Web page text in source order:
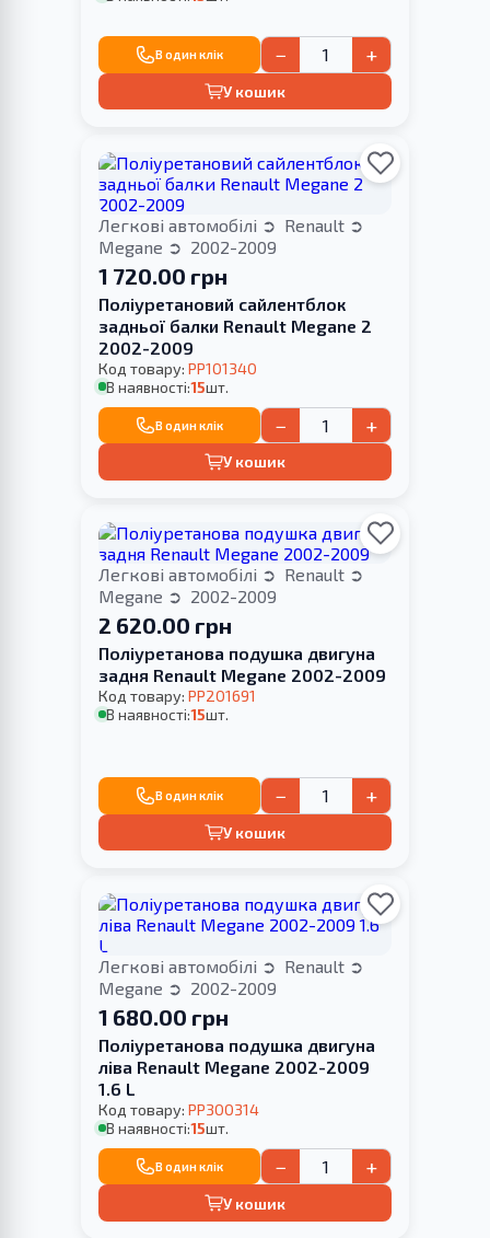
В один клік − +
У кошик
Легкові автомобілі
Renault
Megane
2002-2009
1 720.00 грн
Поліуретановий сайлентблок
задньої балки Renault Megane 2
2002-2009
Код товару: PP101340
В наявності:15шт.
В один клік − +
У кошик
Легкові автомобілі
Renault
Megane
2002-2009
2 620.00 грн
Поліуретанова подушка двигуна
задня Renault Megane 2002-2009
Код товару: PP201691
В наявності:15шт.
В один клік − +
У кошик
Легкові автомобілі
Renault
Megane
2002-2009
1 680.00 грн
Поліуретанова подушка двигуна
ліва Renault Megane 2002-2009
1.6 L
Код товару: PP300314
В наявності:15шт.
В один клік − +
У кошик